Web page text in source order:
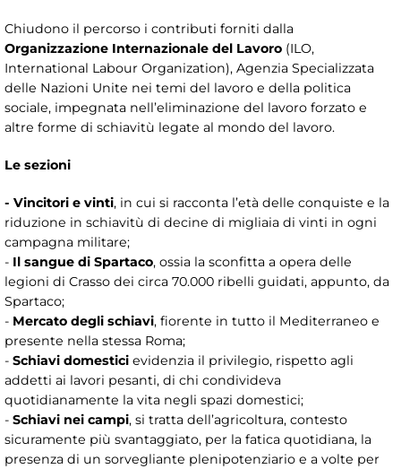
Chiudono il percorso i contributi forniti dalla
Organizzazione Internazionale del Lavoro (ILO,
International Labour Organization), Agenzia Specializzata
delle Nazioni Unite nei temi del lavoro e della politica
sociale, impegnata nell’eliminazione del lavoro forzato e
altre forme di schiavitù legate al mondo del lavoro.
Le sezioni
- Vincitori e vinti, in cui si racconta l’età delle conquiste e la
riduzione in schiavitù di decine di migliaia di vinti in ogni
campagna militare;
- Il sangue di Spartaco, ossia la sconfitta a opera delle
legioni di Crasso dei circa 70.000 ribelli guidati, appunto, da
Spartaco;
- Mercato degli schiavi, fiorente in tutto il Mediterraneo e
presente nella stessa Roma;
- Schiavi domestici evidenzia il privilegio, rispetto agli
addetti ai lavori pesanti, di chi condivideva
quotidianamente la vita negli spazi domestici;
- Schiavi nei campi, si tratta dell’agricoltura, contesto
sicuramente più svantaggiato, per la fatica quotidiana, la
presenza di un sorvegliante plenipotenziario e a volte per